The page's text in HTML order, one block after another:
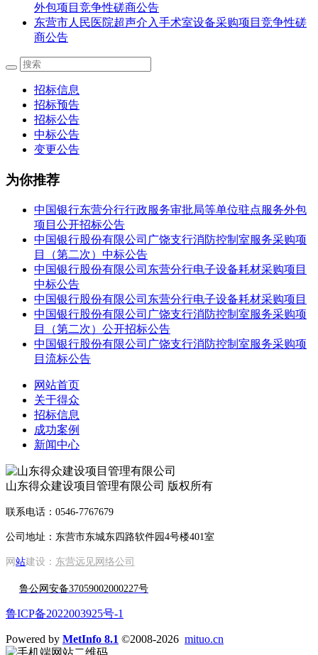
外包项目竞争性磋商公告
东营市人民医院超声介入手术室设备采购项目竞争性磋
商公告
招标信息
招标预告
招标公告
中标公告
变更公告
为你推荐
中国银行东营分行行政服务审批局等单位驻点服务外包
项目公开招标公告
中国银行股份有限公司广饶支行消防控制室服务采购项
目（第二次）中标公告
中国银行股份有限公司东营分行电子设备耗材采购项目
中标公告
中国银行股份有限公司东营分行电子设备耗材采购项目
中国银行股份有限公司广饶支行消防控制室服务采购项
目（第二次）公开招标公告
中国银行股份有限公司广饶支行消防控制室服务采购项
目流标公告
网站首页
关于得众
招标信息
成功案例
新闻中心
山东得众建设项目管理有限公司 版权所有
联系电话：0546-7767679
公司地址：东营市东城东四路软件园4号楼401室
网站建设： 东营远见网络公司
鲁公网安备37059002000227号
鲁ICP备2022003925号-1
Powered by MetInfo 8.1 ©2008-2026 mituo.cn